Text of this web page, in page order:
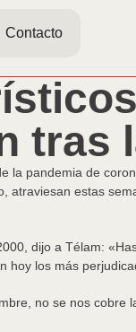
Contacto
tras
la pandemia de
atraviesan estas
dijo a Télam:
hoy los más
no se nos